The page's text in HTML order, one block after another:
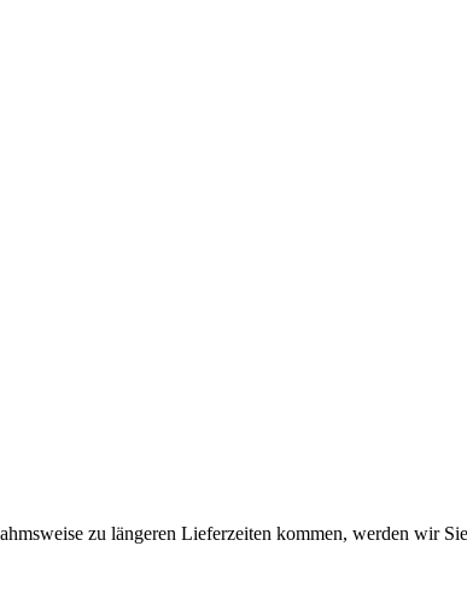
zu längeren Lieferzeiten kommen, werden wir